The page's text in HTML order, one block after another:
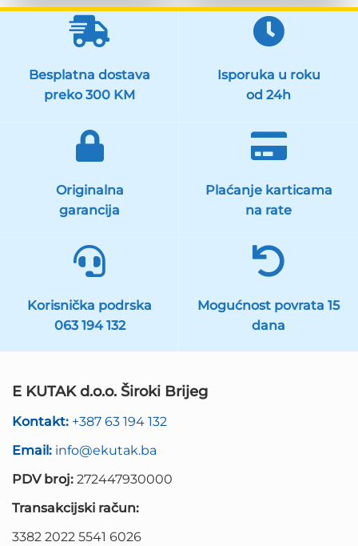
Besplatna dostava
preko 300 KM
Isporuka u roku
od 24h
Originalna
garancija
Plaćanje karticama
na rate
Korisnička podrska
063 194 132
Mogućnost povrata 15
dana
E KUTAK d.o.o. Široki Brijeg
Kontakt: +387 63 194 132
Email: info@ekutak.ba
PDV broj: 272447930000
Transakcijski račun:
3382 2022 5541 6026